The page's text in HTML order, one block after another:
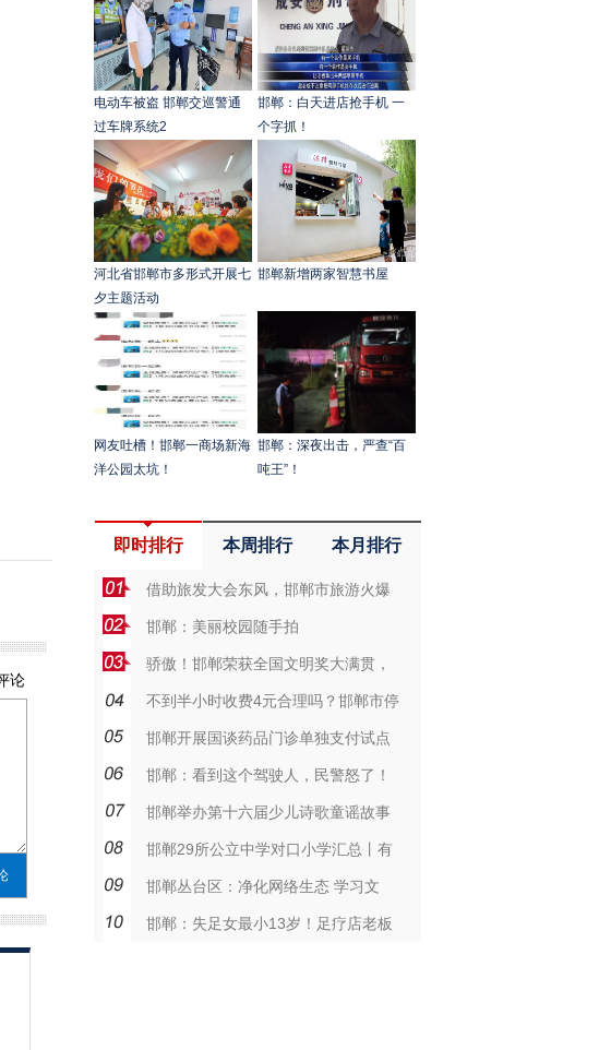
电动车被盗 邯郸交巡警通
过车牌系统2
邯郸：白天进店抢手机 一
个字抓！
河北省邯郸市多形式开展七
夕主题活动
邯郸新增两家智慧书屋
网友吐槽！邯郸一商场新海
洋公园太坑！
邯郸：深夜出击，严查“百
吨王”！
即时排行 本周排行 本月排行
借助旅发大会东风，邯郸市旅游火爆
邯郸：美丽校园随手拍
骄傲！邯郸荣获全国文明奖大满贯，
不到半小时收费4元合理吗？邯郸市停
邯郸开展国谈药品门诊单独支付试点
邯郸：看到这个驾驶人，民警怒了！
邯郸举办第十六届少儿诗歌童谣故事
邯郸29所公立中学对口小学汇总丨有
邯郸丛台区：净化网络生态 学习文
邯郸：失足女最小13岁！足疗店老板